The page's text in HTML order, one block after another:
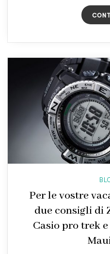
Per le vostre
due consigli di
Casio pro trek